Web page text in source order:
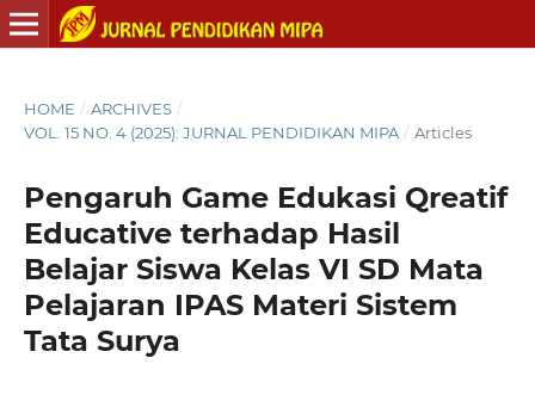
HOME / ARCHIVES /
VOL. 15 NO. 4 (2025): JURNAL PENDIDIKAN MIPA / Articles
Pengaruh Game Edukasi Qreatif
Educative terhadap Hasil
Belajar Siswa Kelas VI SD Mata
Pelajaran IPAS Materi Sistem
Tata Surya